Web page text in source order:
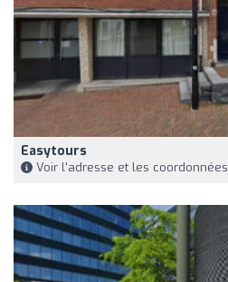
Easytours
Voir l'adresse et les coordonnées